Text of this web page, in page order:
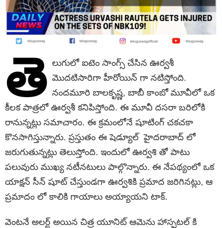
తె లుగులో ఐటెం సాంగ్స్ చేసిన ఊర్వశీ
మొదటిసారిగా హీరోయిన్ గా నటిస్తోంది.
నందమూరి బాలకృష్ణ, బాబీ కాంబో మూవీలో ఒక
కీలక పాత్రలో ఊర్వశీ కనిపిస్తోంది. ఈ మూవీ దసరా బరిలోకి
రానున్నట్లు సమాచారం. ఈ క్రమంలోనే షూటింగ్ చకచకా
కొనసాగిస్తున్నారు. ప్రస్తుతం ఈ షెడ్యూల్‌ హైదరాబాద్ లో
జరుగుతున్నట్లు తెలుస్తోంది. ఇందులో ఊర్వశి తో పాటు
పలువురు ముఖ్య నటీనటులు పాల్గొన్నారు. ఈ నేపథ్యంలో ఒక
యాక్షన్ సీన్ షూట్ చేస్తుండగా ఊర్వశికి ప్రమాద జరిగినట్లు, ఆ
ప్రమాదం లో కాలికి గాయాలు అయ్యాయని టాక్.
వెంటనే అలర్ట్ అయిన చిత్ర యూనిట్‌ ఆమెను హాస్పటల్ కి